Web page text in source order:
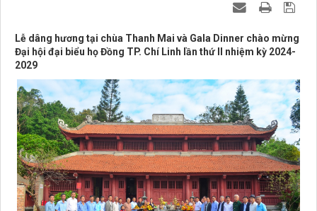
Lễ dâng hương tại chùa Thanh Mai và Gala Dinner chào mừng
Đại hội đại biểu họ Đồng TP. Chí Linh lần thứ II nhiệm kỳ 2024-
2029